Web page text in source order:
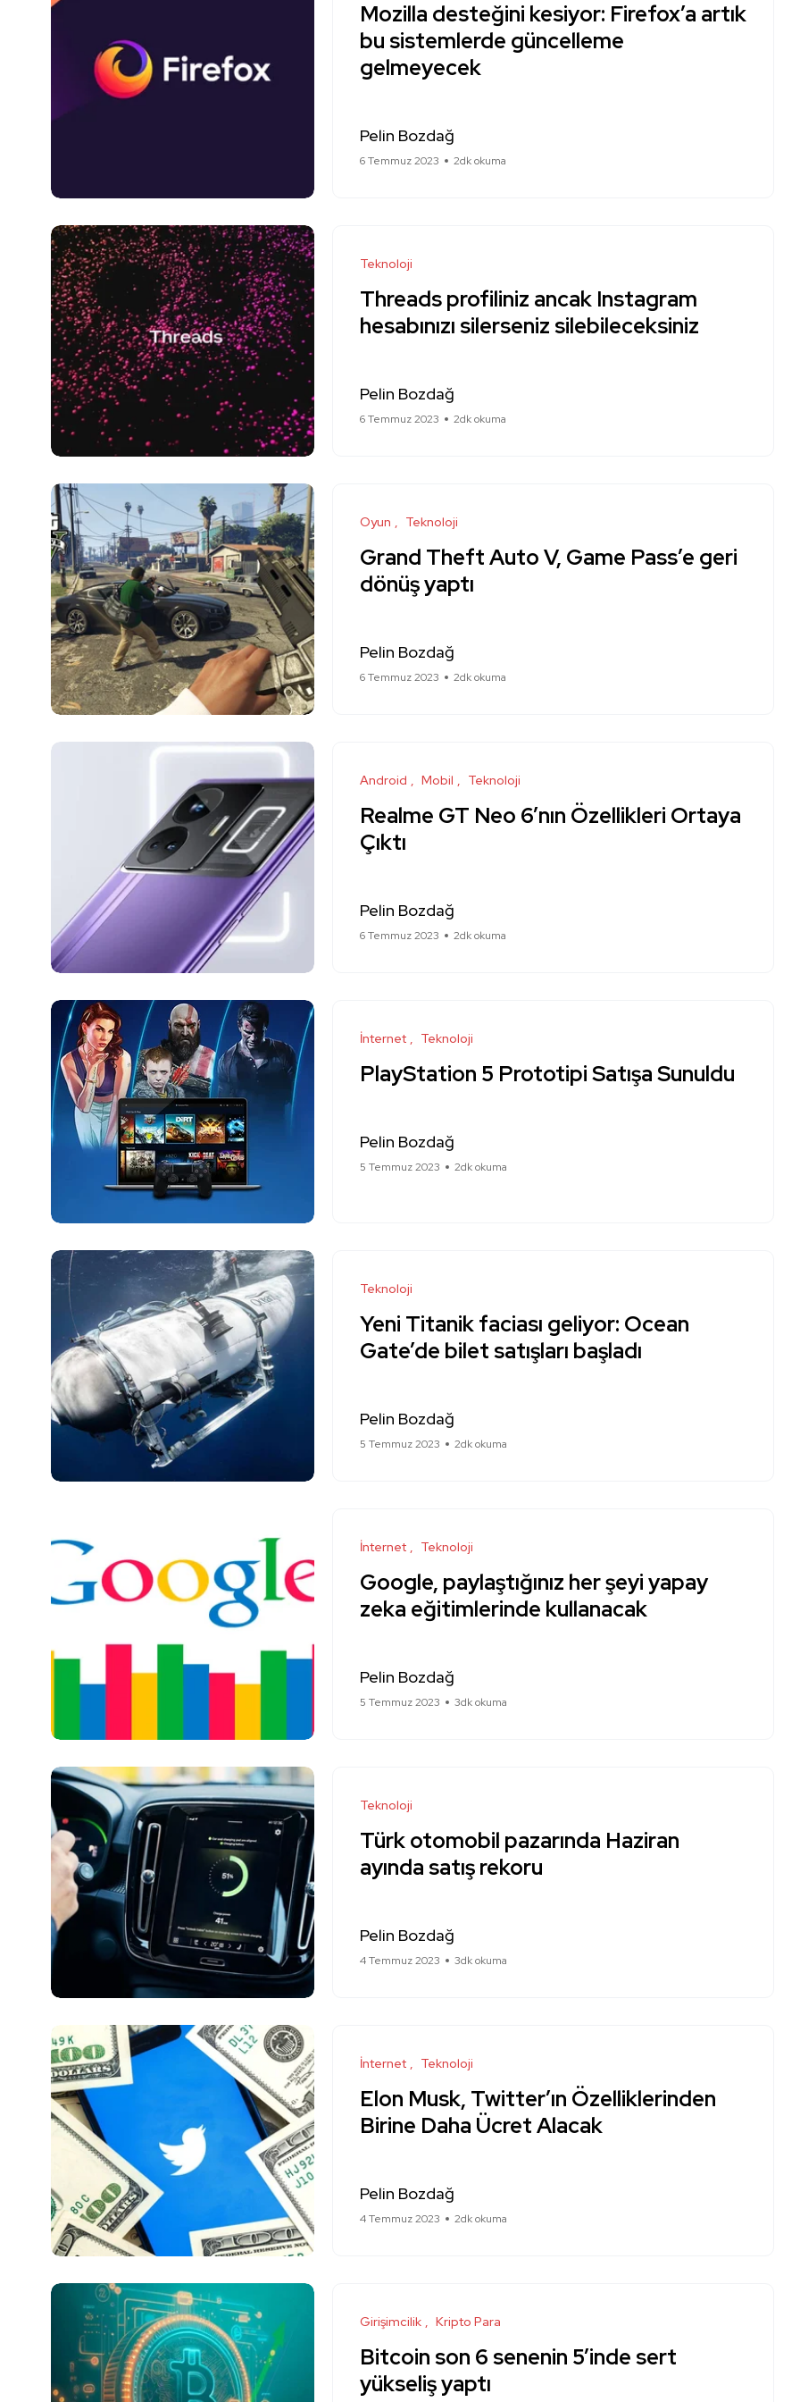
Mozilla desteğini kesiyor: Firefox’a artık
bu sistemlerde güncelleme
gelmeyecek
Pelin Bozdağ
6 Temmuz 2023 2dk okuma
Teknoloji
Threads profiliniz ancak Instagram
hesabınızı silerseniz silebileceksiniz
Pelin Bozdağ
6 Temmuz 2023 2dk okuma
Oyun Teknoloji
Grand Theft Auto V, Game Pass’e geri
dönüş yaptı
Pelin Bozdağ
6 Temmuz 2023 2dk okuma
Android Mobil Teknoloji
Realme GT Neo 6’nın Özellikleri Ortaya
Çıktı
Pelin Bozdağ
6 Temmuz 2023 2dk okuma
İnternet Teknoloji
PlayStation 5 Prototipi Satışa Sunuldu
Pelin Bozdağ
5 Temmuz 2023 2dk okuma
Teknoloji
Yeni Titanik faciası geliyor: Ocean
Gate’de bilet satışları başladı
Pelin Bozdağ
5 Temmuz 2023 2dk okuma
İnternet Teknoloji
Google, paylaştığınız her şeyi yapay
zeka eğitimlerinde kullanacak
Pelin Bozdağ
5 Temmuz 2023 3dk okuma
Teknoloji
Türk otomobil pazarında Haziran
ayında satış rekoru
Pelin Bozdağ
4 Temmuz 2023 3dk okuma
İnternet Teknoloji
Elon Musk, Twitter’ın Özelliklerinden
Birine Daha Ücret Alacak
Pelin Bozdağ
4 Temmuz 2023 2dk okuma
Girişimcilik Kripto Para
Bitcoin son 6 senenin 5’inde sert
yükseliş yaptı